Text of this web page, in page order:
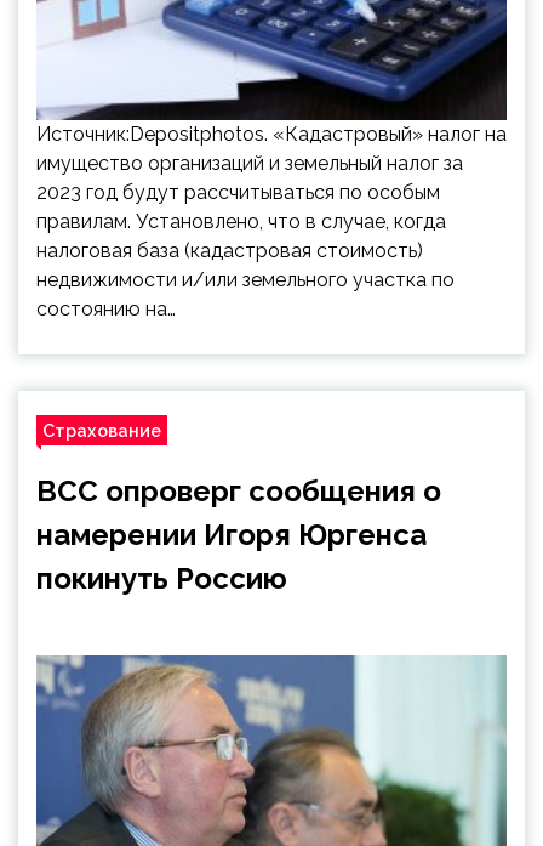
Источник:Depositphotos. «Кадастровый» налог на
имущество организаций и земельный налог за
2023 год будут рассчитываться по особым
правилам. Установлено, что в случае, когда
налоговая база (кадастровая стоимость)
недвижимости и/или земельного участка по
состоянию на…
Страхование
ВСС опроверг сообщения о
намерении Игоря Юргенса
покинуть Россию